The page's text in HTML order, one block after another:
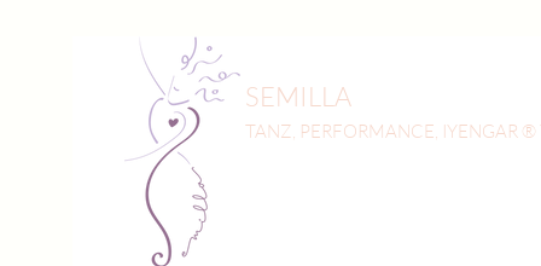
SEMILLA
TANZ, PERFORMANCE, IYENGAR ®